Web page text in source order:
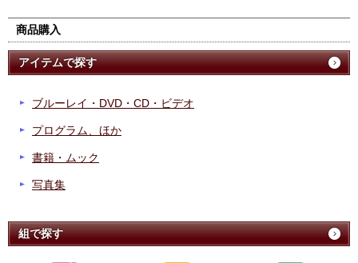
商品購入
アイテムで探す
ブルーレイ・DVD・CD・ビデオ
プログラム、ほか
書籍・ムック
写真集
組で探す